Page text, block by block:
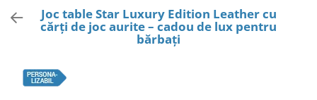
Coliere
Seturi
Tiare
Destinatari
Joc table Star Luxury Edition Leather cu
cărți de joc aurite – cadou de lux pentru
bărbați